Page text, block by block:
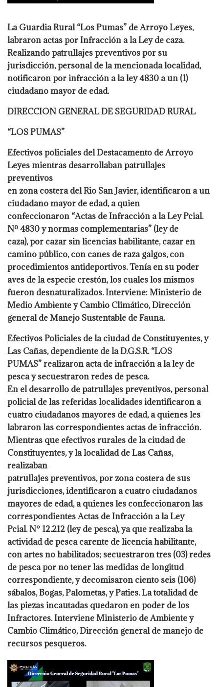
La Guardia Rural “Los Pumas” de Arroyo Leyes,
labraron actas por Infracción a la Ley de caza.
Realizando patrullajes preventivos por su
jurisdicción, personal de la mencionada localidad,
notificaron por infracción a la ley 4830 a un (1)
ciudadano mayor de edad.
DIRECCION GENERAL DE SEGURIDAD RURAL
“LOS PUMAS”
Efectivos policiales del Destacamento de Arroyo
Leyes mientras desarrollaban patrullajes
preventivos
en zona costera del Rio San Javier, identificaron a un
ciudadano mayor de edad, a quien
confeccionaron “Actas de Infracción a la Ley Pcial.
Nº 4830 y normas complementarias” (ley de
caza), por cazar sin licencias habilitante, cazar en
camino público, con canes de raza galgos, con
procedimientos antideportivos. Tenía en su poder
aves de la especie crestón, los cuales los mismos
fueron desnaturalizados. Interviene: Ministerio de
Medio Ambiente y Cambio Climático, Dirección
general de Manejo Sustentable de Fauna.
Efectivos Policiales de la ciudad de Constituyentes, y
Las Cañas, dependiente de la D.G.S.R. “LOS
PUMAS” realizaron acta de infracción a la ley de
pesca y secuestraron redes de pesca.
En el desarrollo de patrullajes preventivos, personal
policial de las referidas localidades identificaron a
cuatro ciudadanos mayores de edad, a quienes les
labraron las correspondientes actas de infracción.
Mientras que efectivos rurales de la ciudad de
Constituyentes, y la localidad de Las Cañas,
realizaban
patrullajes preventivos, por zona costera de sus
jurisdicciones, identificaron a cuatro ciudadanos
mayores de edad, a quienes les confeccionaron las
correspondientes Actas de Infracción a la Ley
Pcial. N° 12.212 (ley de pesca), ya que realizaba la
actividad de pesca carente de licencia habilitante,
con artes no habilitados; secuestraron tres (03) redes
de pesca por no tener las medidas de longitud
correspondiente, y decomisaron ciento seis (106)
sábalos, Bogas, Palometas, y Paties. La totalidad de
las piezas incautadas quedaron en poder de los
Infractores. Interviene Ministerio de Ambiente y
Cambio Climático, Dirección general de manejo de
recursos pesqueros.